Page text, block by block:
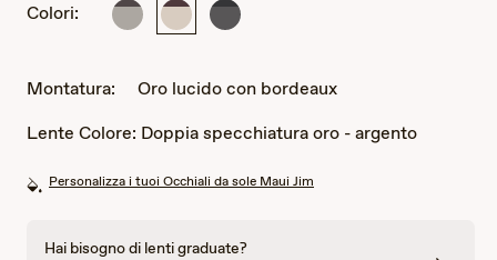
Colori:
Argento
marrone
Oro
bordeaux
Canna
lucido
nero
Montatura:
Oro lucido con bordeaux
Lente Colore: Doppia specchiatura oro - argento
Personalizza i tuoi Occhiali da sole Maui Jim
Hai bisogno di lenti graduate?